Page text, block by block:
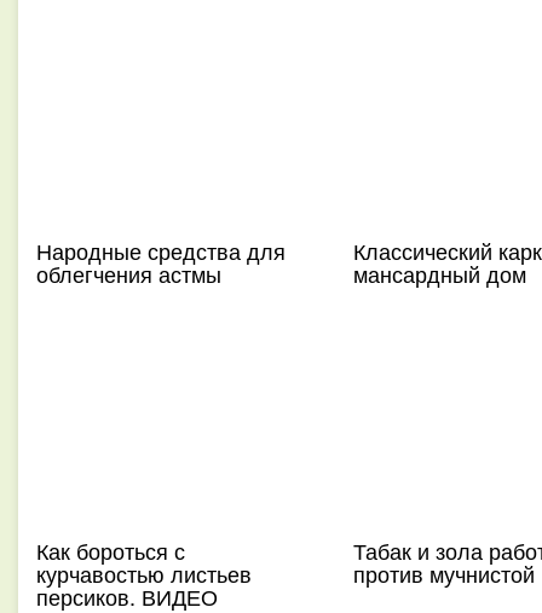
Народные средства для
облегчения астмы
Классический
мансардный дом
Как бороться с
курчавостью листьев
персиков. ВИДЕО
Табак и зола
против